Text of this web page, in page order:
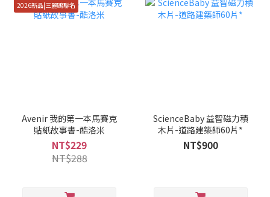
2026新品|三麗鷗聯名
Avenir 我的第一本馬賽克
貼紙故事書-酷洛米
NT$229
NT$288
ScienceBaby 益智磁力積
木片-道路建築師60片*
NT$900